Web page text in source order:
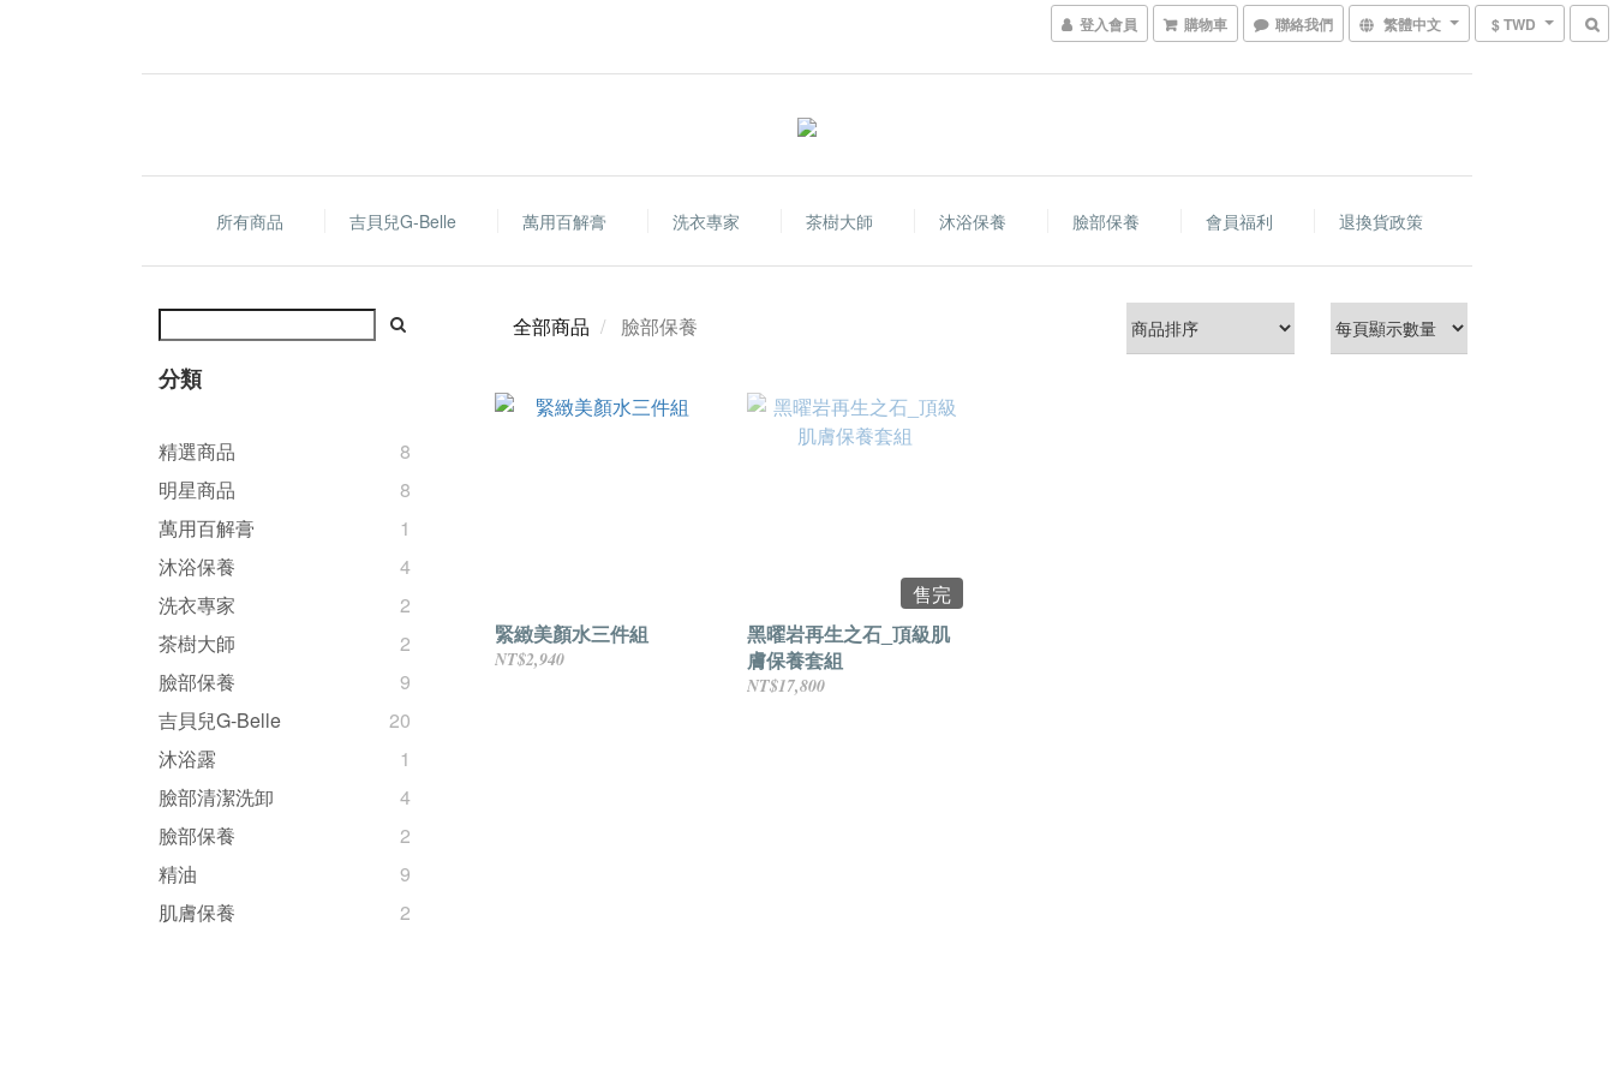
登入會員 購物車 聯絡我們 繁體中文 $ TWD
所有商品 吉貝兒G-Belle 萬用百解膏 洗衣專家 茶樹大師 沐浴保養 臉部保養 會員福利 退換貨政策
分類
精選商品
8
明星商品
8
萬用百解膏
1
沐浴保養
4
洗衣專家
2
茶樹大師
2
臉部保養
9
吉貝兒G-Belle
20
沐浴露
1
臉部清潔洗卸
4
臉部保養
2
精油
9
肌膚保養
2
全部商品 臉部保養
緊緻美顏水三件組
NT$2,940
售完
黑曜岩再生之石_頂級肌
膚保養套組
NT$17,800